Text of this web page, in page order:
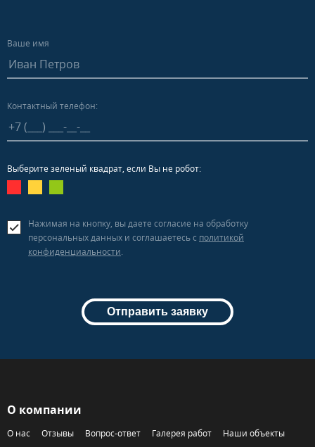
Ваше имя
Контактный телефон:
Выберите зеленый квадрат, если Вы не робот:
Нажимая на кнопку, вы даете согласие на обработку
персональных данных и соглашаетесь c политикой
конфиденциальности.
Отправить заявку
О компании
О нас Отзывы Вопрос-ответ Галерея работ
Наши объекты